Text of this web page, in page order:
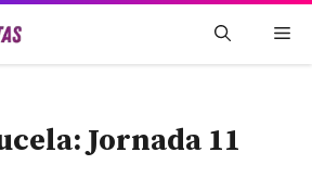
Jornada 11